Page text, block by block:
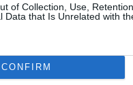
of Collection, Use,
Data that Is Unrelated with
CONFIRM